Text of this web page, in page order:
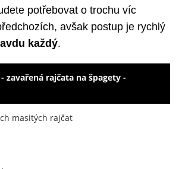
potřebovat o trochu víc
avšak postup je rychlý
každý.
zavařená rajčata na špagety -
masitých rajčat